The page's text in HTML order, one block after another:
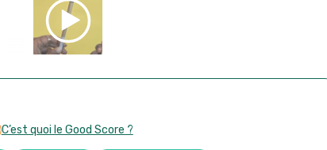
C’est quoi le Good Score ?